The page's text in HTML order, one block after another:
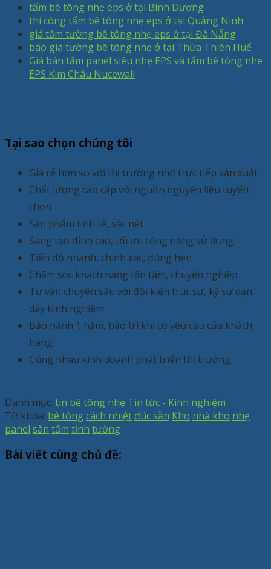
tấm bê tông nhẹ eps ở tại Bình Dương
thi công tấm bê tông nhẹ eps ở tại Quảng Ninh
giá tấm tường bê tông nhẹ eps ở tại Đà Nẵng
báo giá tường bê tông nhẹ ở tại Thừa Thiên Huế
Giá bán tấm panel siêu nhẹ EPS và tấm bê tông nhẹ
EPS Kim Châu Nucewall
Tại sao chọn chúng tôi
Giá rẻ hơn so với thị trường nhờ trực tiếp sản xuất
Chất lượng cao cấp với nguồn nguyên liệu tuyển
chọn
Sản phẩm tinh tế, sắc nét
Sáng tạo đỉnh cao, tối ưu công năng sử dụng
Tiến độ nhanh, chính xác, đúng hẹn
Chăm sóc khách hàng tận tâm, chuyên nghiệp
Tư vấn chuyên sâu với đội kiến trúc sư, kỹ sư dạn
dày kinh nghiệm
Bảo hành 1 năm, bảo trì khi có yêu cầu của khách
hàng
Cùng nhau kinh doanh phát triển thị trường
Danh mục: tin bê tông nhẹ Tin tức - Kinh nghiệm
Từ khóa: bê tông cách nhiệt đúc sẵn Kho nhà kho nhẹ
panel sàn tấm tỉnh tường
Bài viết cùng chủ đề: